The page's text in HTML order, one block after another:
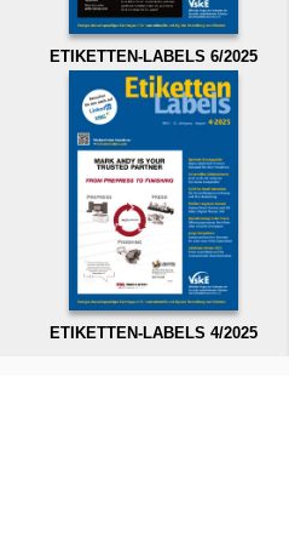
ETIKETTEN-LABELS 6/2025
ETIKETTEN-LABELS 4/2025